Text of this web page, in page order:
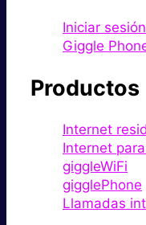
Iniciar
Giggle
Productos
Internet
Internet
giggleWiFi
gigglePhone
Llamadas